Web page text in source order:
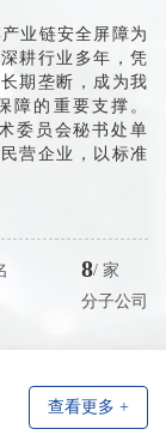
业链安全屏障为
耕行业多年，凭
期垄断，成为我
障的重要支撑。
委员会秘书处单
营企业，以标准
高质量发展新征
络，设有大连
中国台湾、日韩
200%，营收
8/ 家
分子公司
查看更多 +